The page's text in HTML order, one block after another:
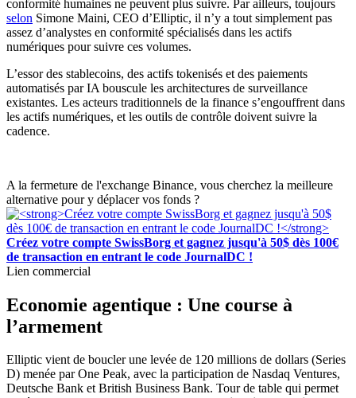
conformité humaines ne peuvent plus suivre. Par ailleurs, toujours
selon Simone Maini, CEO d’Elliptic, il n’y a tout simplement pas
assez d’analystes en conformité spécialisés dans les actifs
numériques pour suivre ces volumes.
L’essor des stablecoins, des actifs tokenisés et des paiements
automatisés par IA bouscule les architectures de surveillance
existantes. Les acteurs traditionnels de la finance s’engouffrent dans
les actifs numériques, et les outils de contrôle doivent suivre la
cadence.
A la fermeture de l'exchange Binance, vous cherchez la meilleure
alternative pour y déplacer vos fonds ?
Créez votre compte SwissBorg et gagnez jusqu'à 50$ dès 100€
de transaction en entrant le code JournalDC !
Lien commercial
Economie agentique : Une course à
l’armement
Elliptic vient de boucler une levée de 120 millions de dollars (Series
D) menée par One Peak, avec la participation de Nasdaq Ventures,
Deutsche Bank et British Business Bank. Tour de table qui permet